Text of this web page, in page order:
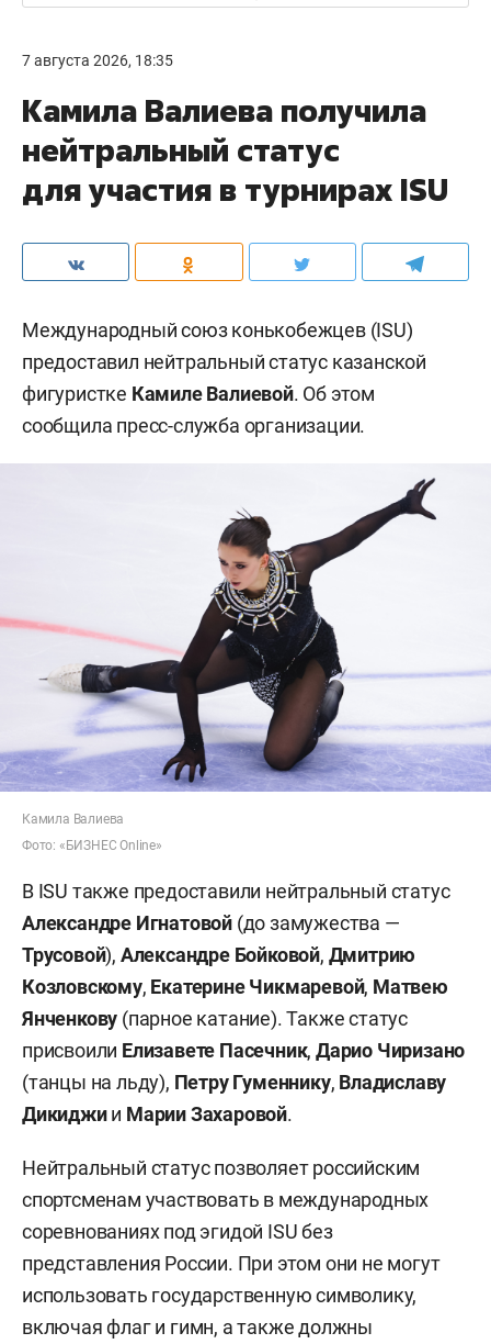
7 августа 2026, 18:35
Камила Валиева получила
нейтральный статус
для участия в турнирах ISU
Международный союз конькобежцев (ISU)
предоставил нейтральный статус казанской
фигуристке Камиле Валиевой. Об этом
сообщила пресс-служба организации.
Камила Валиева
Фото: «БИЗНЕС Online»
В ISU также предоставили нейтральный статус
Александре Игнатовой (до замужества —
Трусовой), Александре Бойковой, Дмитрию
Козловскому, Екатерине Чикмаревой, Матвею
Янченкову (парное катание). Также статус
присвоили Елизавете Пасечник,Дарио Чиризано
(танцы на льду), Петру Гуменнику, Владиславу
Дикиджии Марии Захаровой.
Нейтральный статус позволяет российским
спортсменам участвовать в международных
соревнованиях под эгидой ISU без
представления России. При этом они не могут
использовать государственную символику,
включая флаг и гимн, а также должны